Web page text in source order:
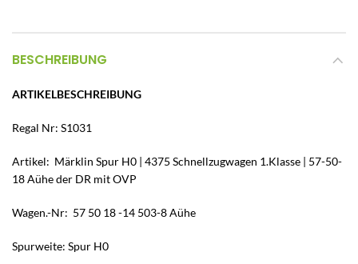
BESCHREIBUNG
ARTIKELBESCHREIBUNG
Regal Nr: S1031
Artikel: Märklin Spur H0 | 4375 Schnellzugwagen 1.Klasse | 57-50-
18 Aühe der DR mit OVP
Wagen.-Nr: 57 50 18 -14 503-8 Aühe
Spurweite: Spur H0